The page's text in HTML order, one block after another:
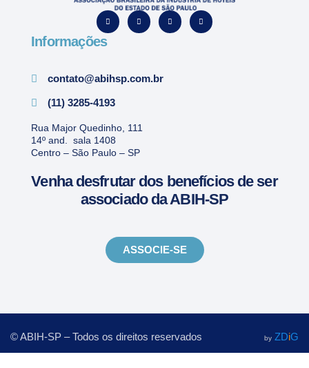
Informações
contato@abihsp.com.br
(11) 3285-4193
Rua Major Quedinho, 111
14º and. sala 1408
Centro – São Paulo – SP
Venha desfrutar dos benefícios de ser
associado da ABIH-SP
ASSOCIE-SE
© ABIH-SP – Todos os direitos reservados by ZDiG